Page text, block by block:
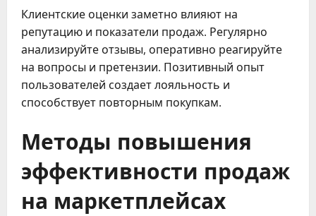
Клиентские оценки заметно влияют на
репутацию и показатели продаж. Регулярно
анализируйте отзывы, оперативно реагируйте
на вопросы и претензии. Позитивный опыт
пользователей создает лояльность и
способствует повторным покупкам.
Методы повышения
эффективности продаж
на маркетплейсах